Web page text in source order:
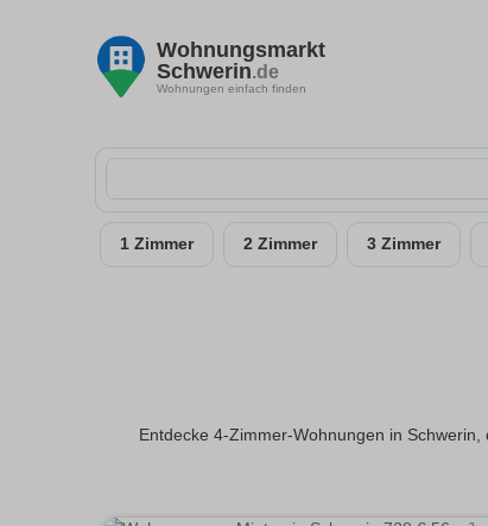
Wohnungsmarkt
Schwerin.de
Wohnungen einfach finden
1 Zimmer 2 Zimmer 3 Zimmer
Entdecke 4-Zimmer-Wohnungen in